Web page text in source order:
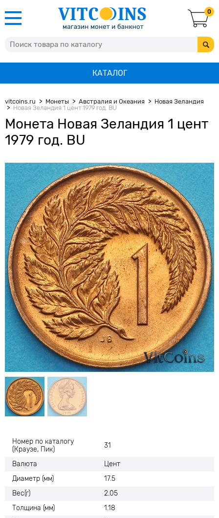
0
КАТАЛОГ
vitcoins.ru Монеты Австралия и Океания
Новая Зеландия
Новая Зеландия 1 цент 1979 год. BU
Монета Новая Зеландия 1 цент
1979 год. BU
Номер по каталогу
(Краузе, Пик)
31
Валюта
Цент
Диаметр (мм)
17.5
Вес(г)
2.05
Толщина (мм)
1.18